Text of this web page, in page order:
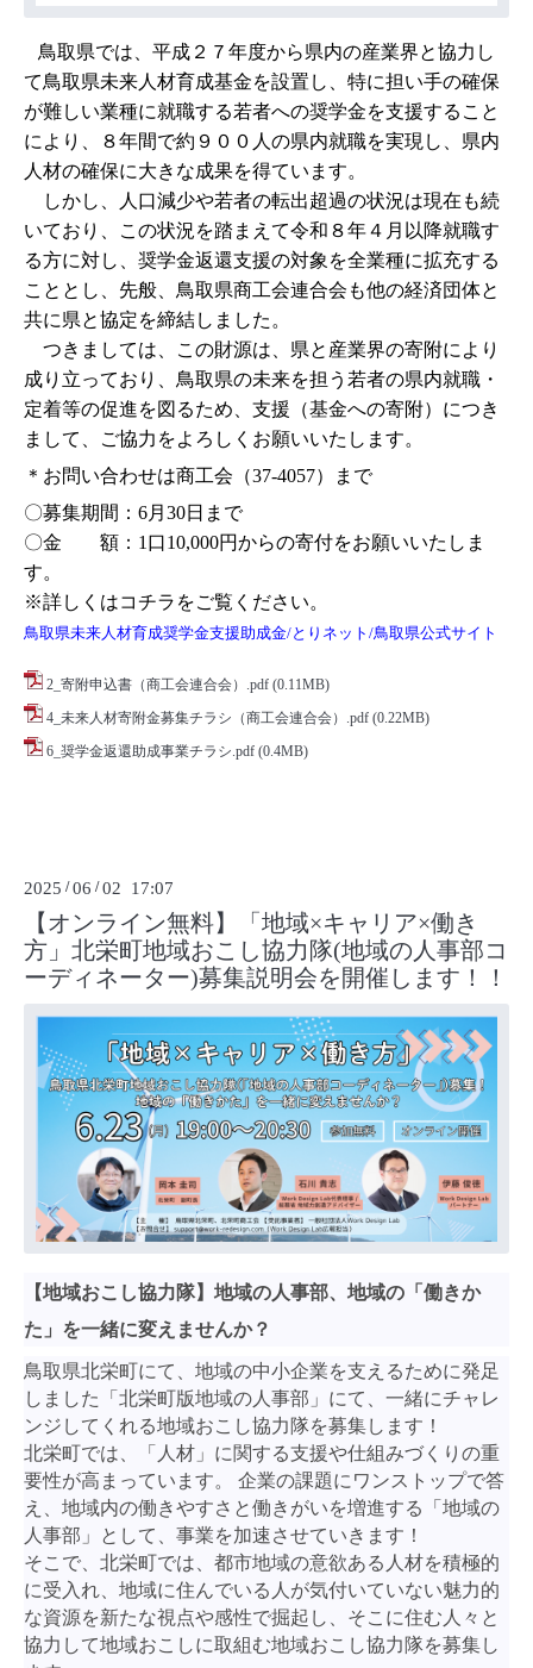
鳥取県では、平成２７年度から県内の産業界と協力し
て鳥取県未来人材育成基金を設置し、特に担い手の確保
が難しい業種に就職する若者への奨学金を支援すること
により、８年間で約９００人の県内就職を実現し、県内
人材の確保に大きな成果を得ています。
しかし、人口減少や若者の転出超過の状況は現在も続
いており、この状況を踏まえて令和８年４月以降就職す
る方に対し、奨学金返還支援の対象を全業種に拡充する
こととし、先般、鳥取県商工会連合会も他の経済団体と
共に県と協定を締結しました。
つきましては、この財源は、県と産業界の寄附により
成り立っており、鳥取県の未来を担う若者の県内就職・
定着等の促進を図るため、支援（基金への寄附）につき
まして、ご協力をよろしくお願いいたします。
＊お問い合わせは商工会（37-4057）まで
〇募集期間：6月30日まで
〇金 額：1口10,000円からの寄付をお願いいたしま
す。
※詳しくはコチラをご覧ください。
鳥取県未来人材育成奨学金支援助成金/とりネット/鳥取県公式サイト
2_寄附申込書（商工会連合会）.pdf (0.11MB)
4_未来人材寄附金募集チラシ（商工会連合会）.pdf (0.22MB)
6_奨学金返還助成事業チラシ.pdf (0.4MB)
2025 /06 /02 17:07
【オンライン無料】「地域×キャリア×働き
方」北栄町地域おこし協力隊(地域の人事部コ
ーディネーター)募集説明会を開催します！！
【地域おこし協力隊】地域の人事部、地域の「働きか
た」を一緒に変えませんか？
鳥取県北栄町にて、地域の中小企業を支えるために発足
しました「北栄町版地域の人事部」にて、一緒にチャレ
ンジしてくれる地域おこし協力隊を募集します！
北栄町では、「人材」に関する支援や仕組みづくりの重
要性が高まっています。 企業の課題にワンストップで答
え、地域内の働きやすさと働きがいを増進する「地域の
人事部」として、事業を加速させていきます！
そこで、北栄町では、都市地域の意欲ある人材を積極的
に受入れ、地域に住んでいる人が気付いていない魅力的
な資源を新たな視点や感性で掘起し、そこに住む人々と
協力して地域おこしに取組む地域おこし協力隊を募集し